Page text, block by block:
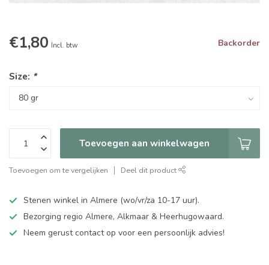
€1,80 Incl. btw Backorder
Size: *
Toevoegen aan winkelwagen
Toevoegen om te vergelijken Deel dit product
Stenen winkel in Almere (wo/vr/za 10-17 uur).
Bezorging regio Almere, Alkmaar & Heerhugowaard.
Neem gerust contact op voor een persoonlijk advies!